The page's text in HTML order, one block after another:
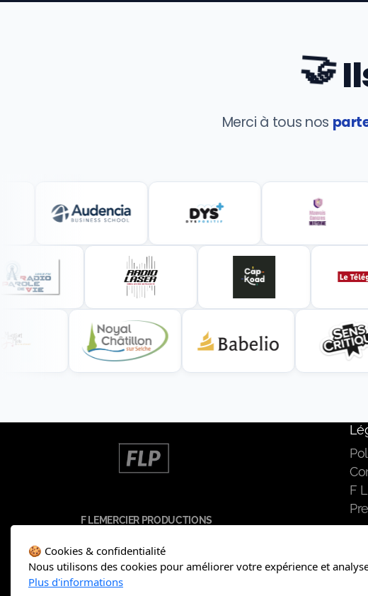
🤝
Merci à tous nos
F LEMERCIER PRODUCTIONS
SIRET de l'établissement : 98116781000010
RCS de l'établissement : 981 167 810 R.C.S. Rennes
F
🍪 Cookies & confidentialité
Nous utilisons des cookies pour améliorer votre expérience et
Plus d'informations